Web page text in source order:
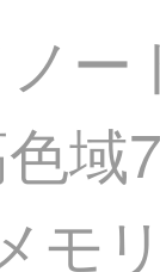
ー
域
モ